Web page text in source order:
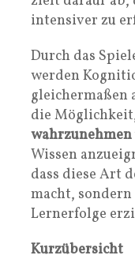
intensiver zu
Durch das
werden
gleichermaßen
die
wahrzunehmen
Wissen
dass diese Art
macht,
Lernerfolge
Kurzübersicht